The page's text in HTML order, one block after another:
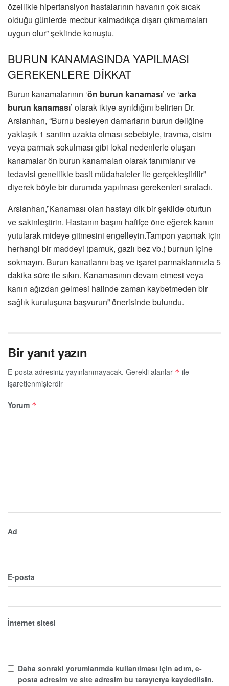
özellikle hipertansiyon hastalarının havanın çok sıcak
olduğu günlerde mecbur kalmadıkça dışarı çıkmamaları
uygun olur” şeklinde konuştu.
BURUN KANAMASINDA YAPILMASI
GEREKENLERE DİKKAT
Burun kanamalarının ‘ön burun kanaması’ ve ‘arka
burun kanaması’ olarak ikiye ayrıldığını belirten Dr.
Arslanhan, “Burnu besleyen damarların burun deliğine
yaklaşık 1 santim uzakta olması sebebiyle, travma, cisim
veya parmak sokulması gibi lokal nedenlerle oluşan
kanamalar ön burun kanamaları olarak tanımlanır ve
tedavisi genellikle basit müdahaleler ile gerçekleştirilir”
diyerek böyle bir durumda yapılması gerekenleri sıraladı.
Arslanhan,”Kanaması olan hastayı dik bir şekilde oturtun
ve sakinleştirin. Hastanın başını hafifçe öne eğerek kanın
yutularak mideye gitmesini engelleyin.Tampon yapmak için
herhangi bir maddeyi (pamuk, gazlı bez vb.) burnun içine
sokmayın. Burun kanatlarını baş ve işaret parmaklarınızla 5
dakika süre ile sıkın. Kanamasının devam etmesi veya
kanın ağızdan gelmesi halinde zaman kaybetmeden bir
sağlık kuruluşuna başvurun” önerisinde bulundu.
Bir yanıt yazın
E-posta adresiniz yayınlanmayacak. Gerekli alanlar * ile
işaretlenmişlerdir
Yorum *
Ad
E-posta
İnternet sitesi
Daha sonraki yorumlarımda kullanılması için adım, e-
posta adresim ve site adresim bu tarayıcıya kaydedilsin.